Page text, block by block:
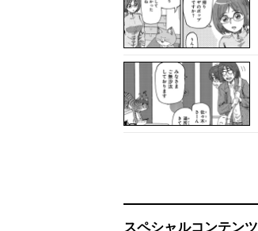
スペシャルコンテンツ